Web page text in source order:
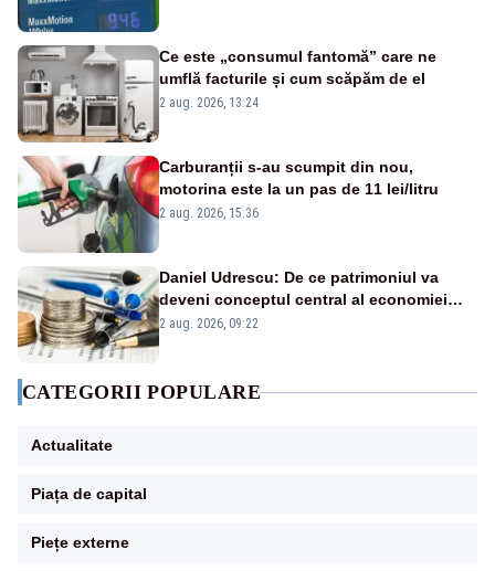
Ce este „consumul fantomă” care ne
umflă facturile și cum scăpăm de el
2 aug. 2026, 13:24
Carburanții s-au scumpit din nou,
motorina este la un pas de 11 lei/litru
2 aug. 2026, 15:36
Daniel Udrescu: De ce patrimoniul va
deveni conceptul central al economiei
viitoare?
2 aug. 2026, 09:22
CATEGORII POPULARE
Actualitate
Piața de capital
Piețe externe